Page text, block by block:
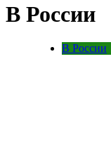
В России
В России